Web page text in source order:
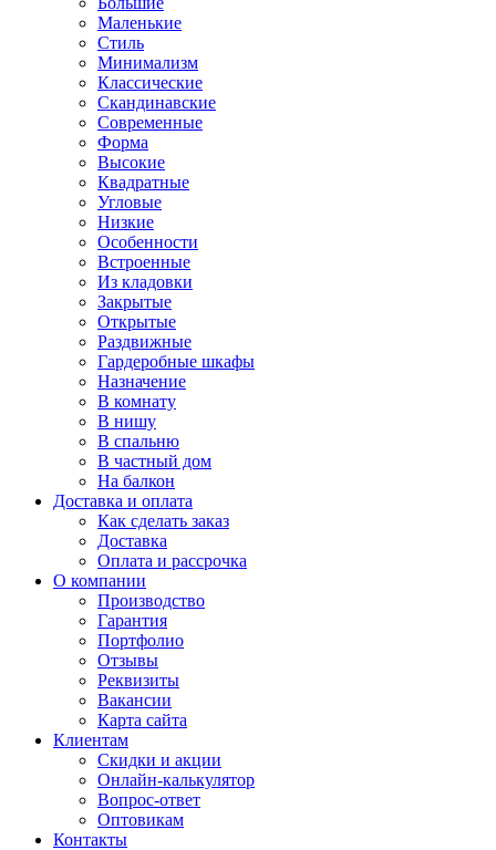
Маленькие
Стиль
Минимализм
Классические
Скандинавские
Современные
Форма
Высокие
Квадратные
Угловые
Низкие
Особенности
Встроенные
Из кладовки
Закрытые
Открытые
Раздвижные
Гардеробные шкафы
Назначение
В комнату
В нишу
В спальню
В частный дом
На балкон
Доставка и оплата
Как сделать заказ
Доставка
Оплата и рассрочка
О компании
Производство
Гарантия
Портфолио
Отзывы
Реквизиты
Вакансии
Карта сайта
Клиентам
Скидки и акции
Онлайн-калькулятор
Вопрос-ответ
Оптовикам
Контакты